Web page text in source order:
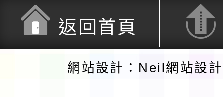
返回首頁
網站設計：Neil網站設